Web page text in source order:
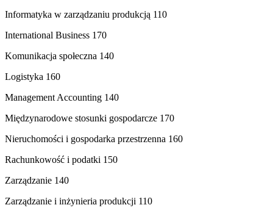
Informatyka w zarządzaniu produkcją 110
International Business 170
Komunikacja społeczna 140
Logistyka 160
Management Accounting 140
Międzynarodowe stosunki gospodarcze 170
Nieruchomości i gospodarka przestrzenna 160
Rachunkowość i podatki 150
Zarządzanie 140
Zarządzanie i inżynieria produkcji 110